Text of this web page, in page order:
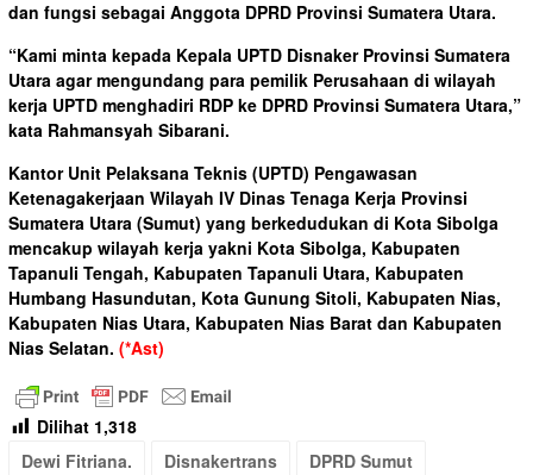
dan fungsi sebagai Anggota DPRD Provinsi Sumatera Utara.
“Kami minta kepada Kepala UPTD Disnaker Provinsi Sumatera
Utara agar mengundang para pemilik Perusahaan di wilayah
kerja UPTD menghadiri RDP ke DPRD Provinsi Sumatera Utara,”
kata Rahmansyah Sibarani.
Kantor Unit Pelaksana Teknis (UPTD) Pengawasan
Ketenagakerjaan Wilayah IV Dinas Tenaga Kerja Provinsi
Sumatera Utara (Sumut) yang berkedudukan di Kota Sibolga
mencakup wilayah kerja yakni Kota Sibolga, Kabupaten
Tapanuli Tengah, Kabupaten Tapanuli Utara, Kabupaten
Humbang Hasundutan, Kota Gunung Sitoli, Kabupaten Nias,
Kabupaten Nias Utara, Kabupaten Nias Barat dan Kabupaten
Nias Selatan. (*Ast)
Dilihat 1,318
Dewi Fitriana.
Disnakertrans
DPRD Sumut